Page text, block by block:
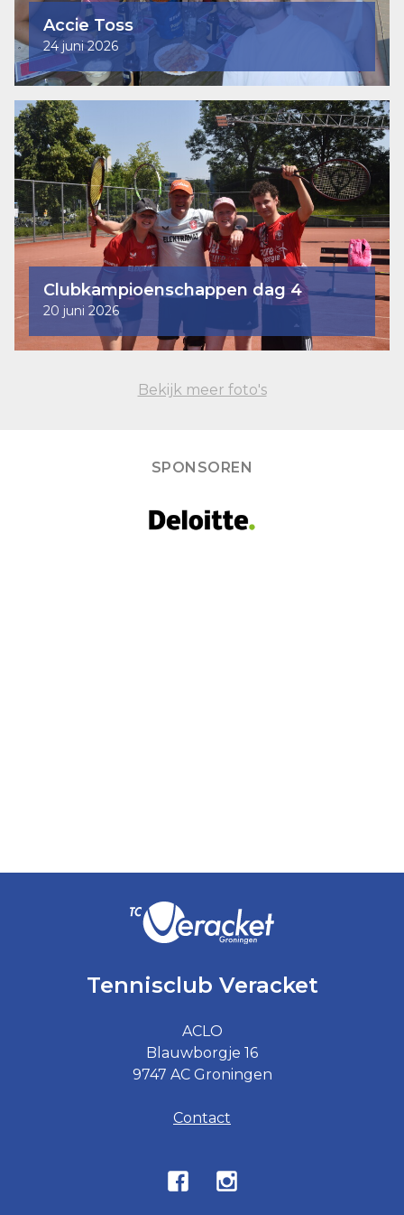
Accie Toss
24 juni 2026
Clubkampioenschappen dag 4
20 juni 2026
Bekijk meer foto's
SPONSOREN
Tennisclub Veracket
ACLO
Blauwborgje 16
9747 AC Groningen
Contact